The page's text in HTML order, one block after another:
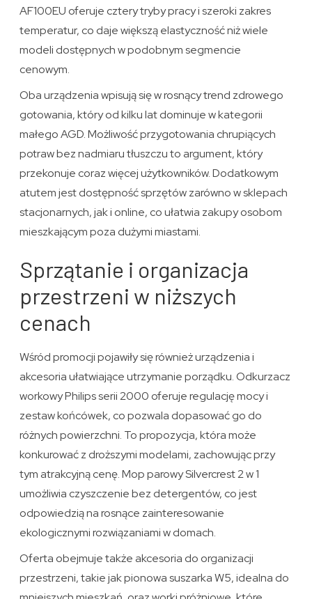
AF100EU oferuje cztery tryby pracy i szeroki zakres
temperatur, co daje większą elastyczność niż wiele
modeli dostępnych w podobnym segmencie
cenowym.
Oba urządzenia wpisują się w rosnący trend zdrowego
gotowania, który od kilku lat dominuje w kategorii
małego AGD. Możliwość przygotowania chrupiących
potraw bez nadmiaru tłuszczu to argument, który
przekonuje coraz więcej użytkowników. Dodatkowym
atutem jest dostępność sprzętów zarówno w sklepach
stacjonarnych, jak i online, co ułatwia zakupy osobom
mieszkającym poza dużymi miastami.
Sprzątanie i organizacja
przestrzeni w niższych
cenach
Wśród promocji pojawiły się również urządzenia i
akcesoria ułatwiające utrzymanie porządku. Odkurzacz
workowy Philips serii 2000 oferuje regulację mocy i
zestaw końcówek, co pozwala dopasować go do
różnych powierzchni. To propozycja, która może
konkurować z droższymi modelami, zachowując przy
tym atrakcyjną cenę. Mop parowy Silvercrest 2 w 1
umożliwia czyszczenie bez detergentów, co jest
odpowiedzią na rosnące zainteresowanie
ekologicznymi rozwiązaniami w domach.
Oferta obejmuje także akcesoria do organizacji
przestrzeni, takie jak pionowa suszarka W5, idealna do